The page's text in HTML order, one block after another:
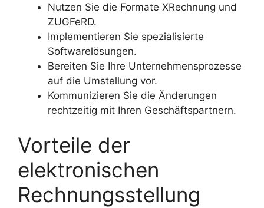
Nutzen Sie die Formate XRechnung und
ZUGFeRD.
Implementieren Sie spezialisierte
Softwarelösungen.
Bereiten Sie Ihre Unternehmensprozesse
auf die Umstellung vor.
Kommunizieren Sie die Änderungen
rechtzeitig mit Ihren Geschäftspartnern.
Vorteile der
elektronischen
Rechnungsstellung